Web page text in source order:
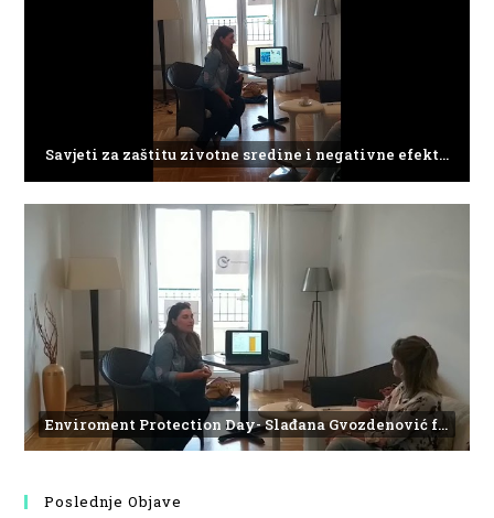
Savjeti za zaštitu zivotne sredine i negativne efekte plasticnog otpada
Enviroment Protection Day- Slađana Gvozdenović from the Institute of Marine Biology
Poslednje Objave